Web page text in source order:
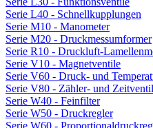
Serie L40 - Schnellkupplungen
Serie M10 - Manometer
Serie M20 - Druckmessumformer
Serie R10 - Druckluft-
Serie V10 - Magnetventile
Serie V60 - Druck- und
Serie V80 - Zähler- und
Serie W40 - Feinfilter
Serie W50 - Druckregler